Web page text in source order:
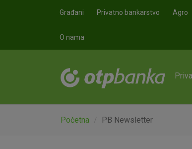
Građani Privatno bankarstvo Agro
O nama
Početna PB Newsletter